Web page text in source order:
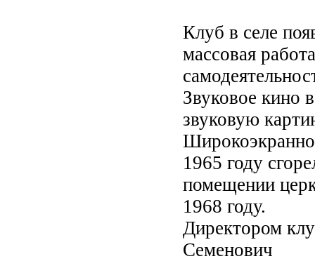
Клуб в селе
массовая
Звуковое кино
звуковую
1965 году
помещении
1968 году.
Директором
Семенович